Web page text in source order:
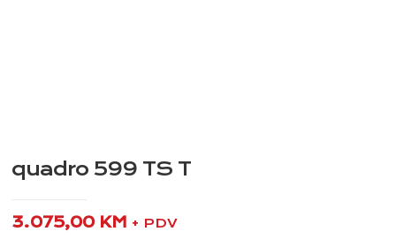
quadro 599 TS T
3.075,00 KM + PDV